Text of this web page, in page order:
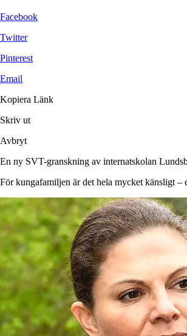
Facebook
Twitter
Pinterest
Email
Kopiera Länk
Skriv ut
Avbryt
En ny SVT-granskning av internatskolan
För kungafamiljen är det hela mycket känsligt